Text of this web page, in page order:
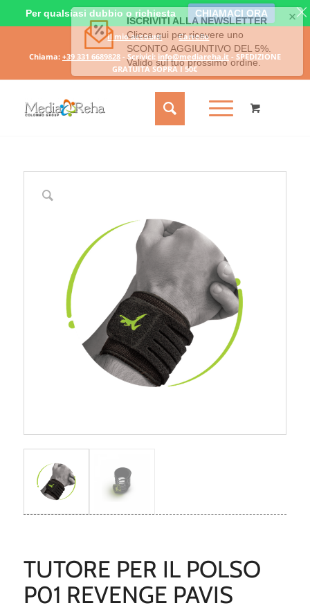
Il mio account
Carrello
Chiama: +39 331 6689828- Scrivici: info@mediareha.it- SPEDIZIONE
GRATUITA SOPRA I 50€
TUTORE PER IL POLSO
P01 REVENGE PAVIS
Per qualsiasi dubbio o richiesta CHIAMACI ORA